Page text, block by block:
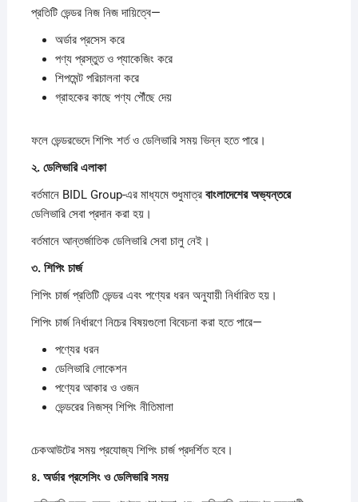
প্রতিটি ভেন্ডর নিজ নিজ দায়িত্বে—
অর্ডার প্রসেস করে
পণ্য প্রস্তুত ও প্যাকেজিং করে
শিপমেন্ট পরিচালনা করে
গ্রাহকের কাছে পণ্য পৌঁছে দেয়
ফলে ভেন্ডরভেদে শিপিং শর্ত ও ডেলিভারি সময় ভিন্ন হতে পারে।
২. ডেলিভারিএলাকা
বর্তমানে BIDL Group-এর মাধ্যমে শুধুমাত্র বাংলাদেশেরঅভ্যন্তরে
ডেলিভারি সেবা প্রদান করা হয়।
বর্তমানে আন্তর্জাতিক ডেলিভারি সেবা চালু নেই।
৩. শিপিং চার্জ
শিপিং চার্জ প্রতিটি ভেন্ডর এবং পণ্যের ধরন অনুযায়ী নির্ধারিত হয়।
শিপিং চার্জ নির্ধারণে নিচের বিষয়গুলো বিবেচনা করা হতে পারে—
পণ্যের ধরন
ডেলিভারি লোকেশন
পণ্যের আকার ও ওজন
ভেন্ডরের নিজস্ব শিপিং নীতিমালা
চেকআউটের সময় প্রযোজ্য শিপিং চার্জ প্রদর্শিত হবে।
৪. অর্ডারপ্রসেসিং ওডেলিভারিসময়